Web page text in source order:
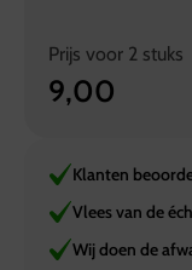
Prijs voor 2 stuks
9,00
Klanten
Vlees van de
Wij doen de